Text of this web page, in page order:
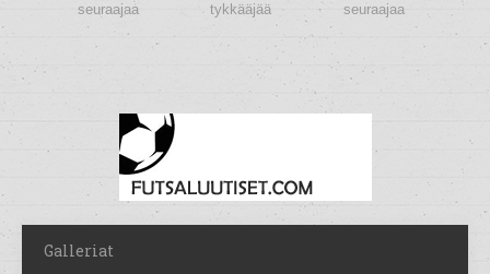
seuraajaa tykkääjää seuraajaa
Galleriat